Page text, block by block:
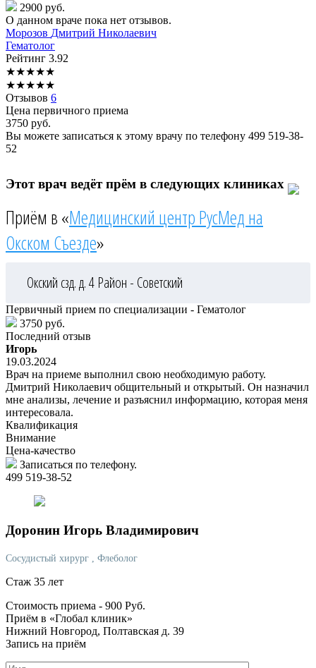
2900 руб.
О данном враче пока нет отзывов.
Морозов Дмитрий Николаевич
Гематолог
Рейтинг 3.92
★★★★★
★★★★★
Отзывов 6
Цена первичного приема
3750 руб.
Вы можете записаться к этому врачу по телефону 499 519-38-
52
Этот врач ведёт прём в следующих клиниках
Приём в «Медицинский центр РусМед на
Окском Съезде»
Окский сзд. д. 4 Район - Советский
Первичный прием по специализации - Гематолог
3750 руб.
Последний отзыв
Игорь
19.03.2024
Врач на приеме выполнил свою необходимую работу.
Дмитрий Николаевич общительный и открытый. Он назначил
мне анализы, лечение и разъяснил информацию, которая меня
интересовала.
Квалификация
Внимание
Цена-качество
Записаться по телефону.
499 519-38-52
Доронин Игорь Владимирович
Сосудистый хирург , Флеболог
Стаж 35 лет
Стоимость приема - 900 Руб.
Приём в «Глобал клиник»
Нижний Новгород, Полтавская д. 39
Запись на приём